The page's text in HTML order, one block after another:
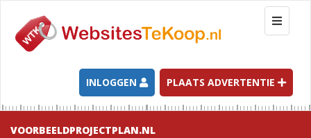
T
o
g
l
e
n
INLOGGEN PLAATS ADVERTENTIE
VOORBEELDPROJECTPLAN.NL